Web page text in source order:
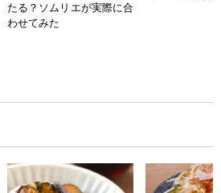
たる？ソムリエが実際に合
わせてみた